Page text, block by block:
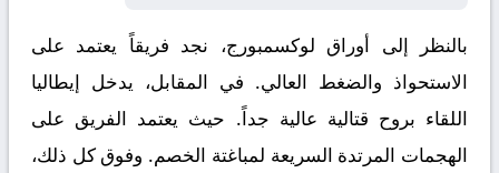
بالنظر إلى أوراق لوكسمبورج، نجد فريقاً يعتمد على
الاستحواذ والضغط العالي. في المقابل، يدخل إيطاليا
اللقاء بروح قتالية عالية جداً. حيث يعتمد الفريق على
الهجمات المرتدة السريعة لمباغتة الخصم. وفوق كل ذلك،